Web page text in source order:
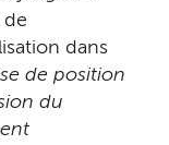
de
dans
de position
du